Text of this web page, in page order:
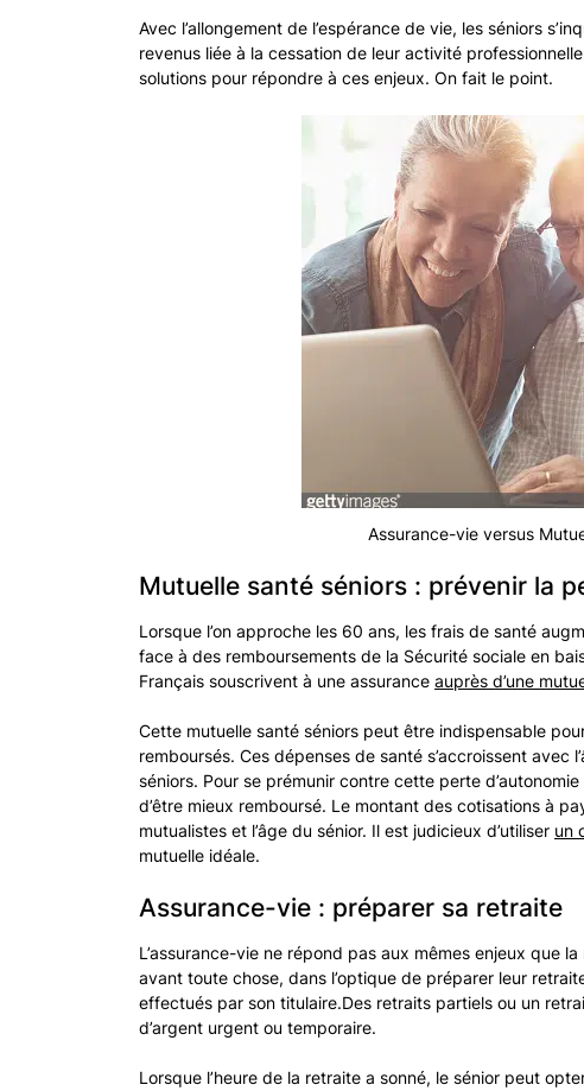
Avec l’allongement de l’espérance de vie, les séniors
revenus liée à la cessation de leur activité
solutions pour répondre à ces enjeux. On fait le point.
Assurance-vie versus
Mutuelle santé séniors : prévenir la
Lorsque l’on approche les 60 ans, les frais de santé
face à des remboursements de la Sécurité sociale en
Français souscrivent à une assurance auprès d’une
Cette mutuelle santé séniors peut être indispensable
remboursés. Ces dépenses de santé s’accroissent
séniors. Pour se prémunir contre cette perte
d’être mieux remboursé. Le montant des cotisations à
mutualistes et l’âge du sénior. Il est judicieux d’utiliser un
mutuelle idéale.
Assurance-vie : préparer sa retraite
L’assurance-vie ne répond pas aux mêmes enjeux que
avant toute chose, dans l’optique de préparer leur
effectués par son titulaire.Des retraits partiels ou un
d’argent urgent ou temporaire.
Lorsque l’heure de la retraite a sonné, le sénior peut